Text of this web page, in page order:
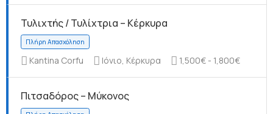
Πλήρη Απασχόληση
Τυλιχτής / Τυλίχτρια – Κέρκυρα
Kantina Corfu Ιόνιο, Κέρκυρα 1,500€ - 1,800€
Πιτσαδόρος – Μύκονος